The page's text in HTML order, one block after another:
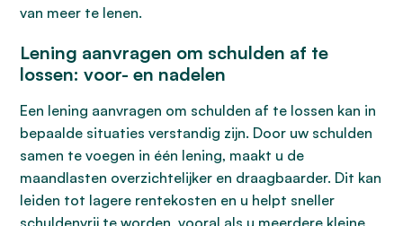
van meer te lenen.
Lening aanvragen om schulden af te
lossen: voor- en nadelen
Een lening aanvragen om schulden af te lossen kan in
bepaalde situaties verstandig zijn. Door uw schulden
samen te voegen in één lening, maakt u de
maandlasten overzichtelijker en draagbaarder. Dit kan
leiden tot lagere rentekosten en u helpt sneller
schuldenvrij te worden, vooral als u meerdere kleine